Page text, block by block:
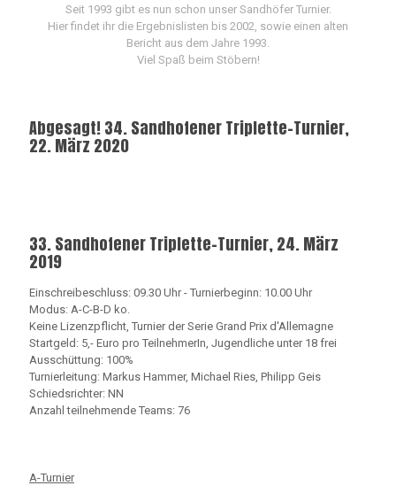
Seit 1993 gibt es nun schon unser Sandhöfer Turnier.
Hier findet ihr die Ergebnislisten bis 2002, sowie einen alten
Bericht aus dem Jahre 1993.
Viel Spaß beim Stöbern!
Abgesagt! 34. Sandhofener Triplette-Turnier,
22. März 2020
33. Sandhofener Triplette-Turnier, 24. März
2019
Einschreibeschluss: 09.30 Uhr - Turnierbeginn: 10.00 Uhr
Modus: A-C-B-D ko.
Keine Lizenzpflicht, Turnier der Serie Grand Prix d'Allemagne
Startgeld: 5,- Euro pro TeilnehmerIn, Jugendliche unter 18 frei
Ausschüttung: 100%
Turnierleitung: Markus Hammer, Michael Ries, Philipp Geis
Schiedsrichter: NN
Anzahl teilnehmende Teams: 76
A-Turnier